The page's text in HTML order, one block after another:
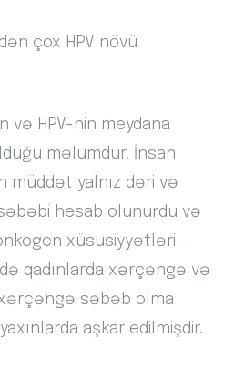
çox HPV növü
və HPV-nin meydana
məlumdur. İnsan
müddət yalnız dəri və
hesab olunurdu və
xüsusiyyətləri —
qadınlarda xərçəngə və
səbəb olma
aşkar edilmişdir.